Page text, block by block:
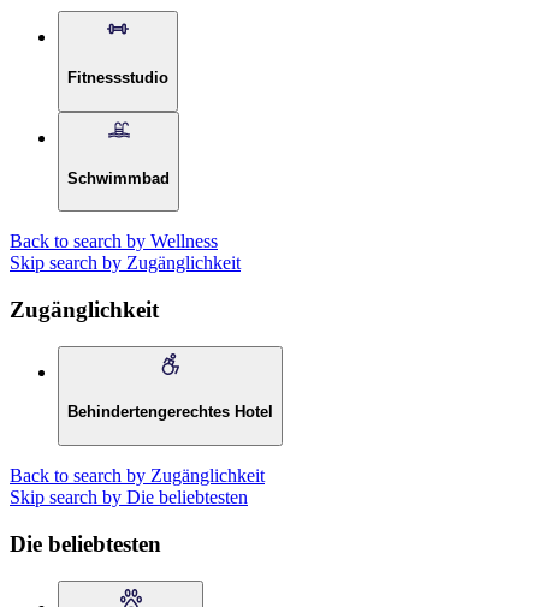
Fitnessstudio
Schwimmbad
Back to search by Wellness
Skip search by Zugänglichkeit
Zugänglichkeit
Behindertengerechtes Hotel
Back to search by Zugänglichkeit
Skip search by Die beliebtesten
Die beliebtesten